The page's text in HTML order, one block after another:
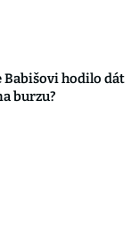
Babišovi hodilo dát
burzu?